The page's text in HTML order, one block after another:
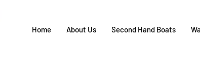
Home About Us Second Hand Boats